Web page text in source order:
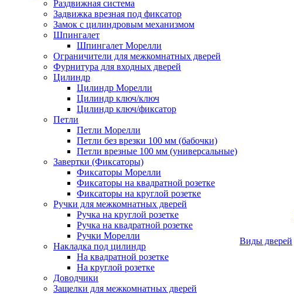
Раздвижная система
Задвижка врезная под фиксатор
Замок с цилиндровым механизмом
Шпингалет
Шпингалет Морелли
Ограничители для межкомнатных дверей
Фурнитура для входных дверей
Цилиндр
Цилиндр Морелли
Цилиндр ключ/ключ
Цилиндр ключ/фиксатор
Петли
Петли Морелли
Петли без врезки 100 мм (бабочки)
Петли врезные 100 мм (универсальные)
Завертки (Фиксаторы)
Фиксаторы Морелли
Фиксаторы на квадратной розетке
Фиксаторы на круглой розетке
Ручки для межкомнатных дверей
Ручка на круглой розетке
Ручка на квадратной розетке
Ручки Морелли
Накладка под цилиндр
На квадратной розетке
На круглой розетке
Доводчики
Защелки для межкомнатных дверей
Виды дверей